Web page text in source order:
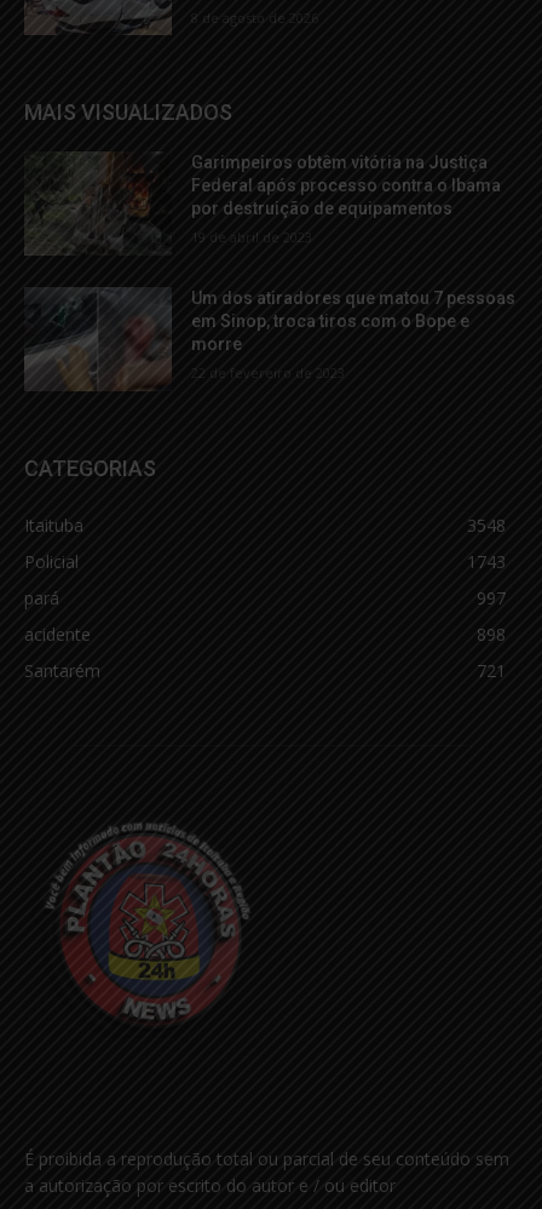
8 de agosto de 2026
MAIS VISUALIZADOS
Garimpeiros obtêm vitória na Justiça
Federal após processo contra o Ibama
por destruição de equipamentos
19 de abril de 2023
Um dos atiradores que matou 7 pessoas
em Sinop, troca tiros com o Bope e
morre
22 de fevereiro de 2023
CATEGORIAS
Itaituba
3548
Policial
1743
pará
997
acidente
898
Santarém
721
É proibida a reprodução total ou parcial de seu conteúdo sem
a autorização por escrito do autor e / ou editor